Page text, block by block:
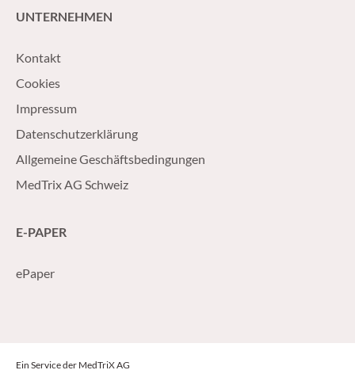
UNTERNEHMEN
Kontakt
Cookies
Impressum
Datenschutzerklärung
Allgemeine Geschäftsbedingungen
MedTrix AG Schweiz
E-PAPER
ePaper
Ein Service der MedTriX AG